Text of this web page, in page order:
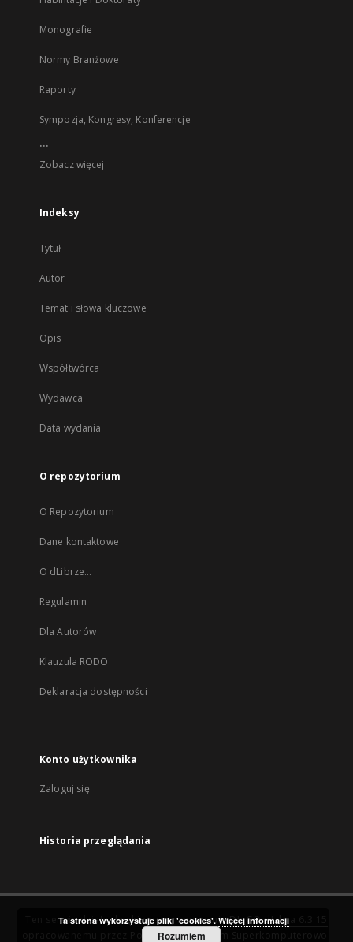
Monografie
Normy Branżowe
Raporty
Sympozja, Kongresy, Konferencje
...
Zobacz więcej
Indeksy
Tytuł
Autor
Temat i słowa kluczowe
Opis
Współtwórca
Wydawca
Data wydania
O repozytorium
O Repozytorium
Dane kontaktowe
O dLibrze...
Regulamin
Dla Autorów
Klauzula RODO
Deklaracja dostępności
Konto użytkownika
Zaloguj się
Historia przeglądania
Ten serwis działa dzięki oprogramowaniuDInGO dLibra 6.3.15
Poznańskie Centrum Superkomputerowo-
Ta strona wykorzystuje pliki 'cookies'. Więcej informacji
Rozumiem